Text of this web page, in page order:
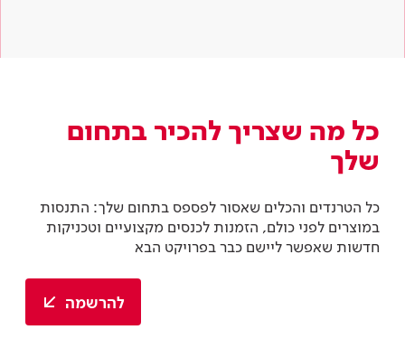
כל מה שצריך להכיר בתחום
שלך
כל הטרנדים והכלים שאסור לפספס בתחום שלך: התנסות
במוצרים לפני כולם, הזמנות לכנסים מקצועיים וטכניקות
חדשות שאפשר ליישם כבר בפרויקט הבא
להרשמה